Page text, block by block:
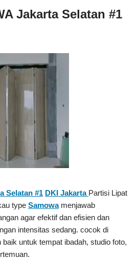
Jakarta Selatan #1
Selatan #1 DKI Jakarta Partisi Lipat
type Samowa menjawab
agar efektif dan efisien dan
intensitas sedang. cocok di
untuk tempat ibadah, studio foto,